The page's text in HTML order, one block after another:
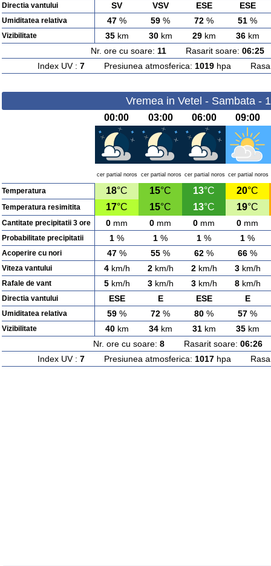
Directia vantului SV VSV ESE ESE
Umiditatea relativa 47 % 59 % 72 % 51 %
Vizibilitate 35km 30km 29km 36km
Nr. ore cu soare: 11 Rasarit soare: 06:25
Index UV : 7Presiunea atmosferica: 1019hpa
Vremea in Vetel - Sambata -
00:00 03:00 06:00 09:00
cer partial noros cer partial noros cer partial noros cer partial noros
Temperatura 18°C 15°C 13°C 20°C
Temperatura resimitita 17°C 15°C 13°C 19°C
Cantitate precipitatii 3 ore 0 mm 0 mm 0 mm 0 mm
Probabilitate precipitatii 1 % 1 % 1 % 1 %
Acoperire cu nori 47 % 55 % 62 % 66 %
Viteza vantului 4km/h 2km/h 2km/h 3km/h
Rafale de vant 5km/h 3km/h 3km/h 8km/h
Directia vantului ESE E ESE E
Umiditatea relativa 59 % 72 % 80 % 57 %
Vizibilitate 40km 34km 31km 35km
Nr. ore cu soare: 8Rasarit soare: 06:26
Index UV : 7Presiunea atmosferica: 1017hpa